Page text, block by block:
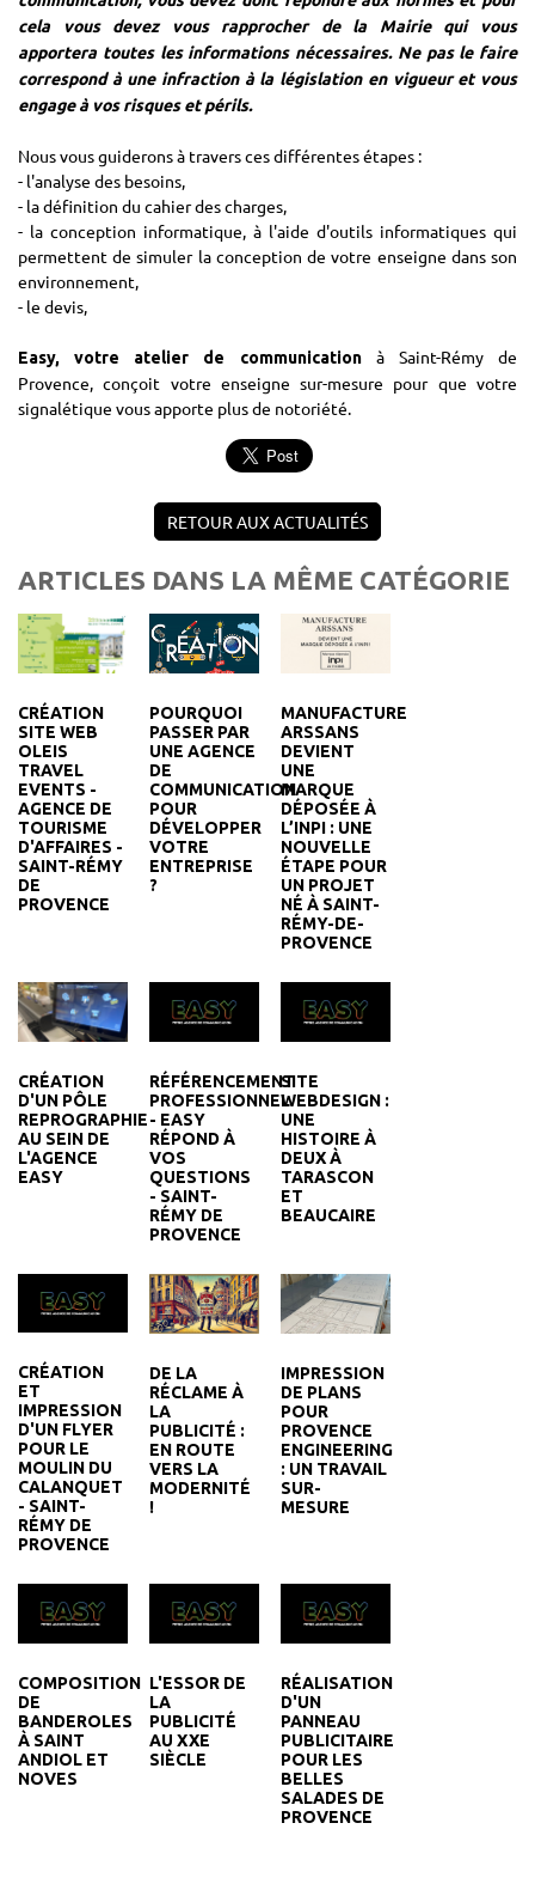
cela vous devez vous rapprocher de la Mairie qui vous
apportera toutes les informations nécessaires. Ne pas le faire
correspond à une infraction à la législation en vigueur et vous
engage à vos risques et périls.
Nous vous guiderons à travers ces différentes étapes :
- l'analyse des besoins,
- la définition du cahier des charges,
- la conception informatique, à l'aide d'outils informatiques qui
permettent de simuler la conception de votre enseigne dans son
environnement,
- le devis,
Easy, votre atelier de communicationà Saint-Rémy de
Provence, conçoit votre enseigne sur-mesure pour que votre
signalétique vous apporte plus de notoriété.
RETOUR AUX ACTUALITÉS
ARTICLES DANS LA MÊME CATÉGORIE
CRÉATION
SITE WEB
OLEIS
TRAVEL
EVENTS -
AGENCE DE
TOURISME
D'AFFAIRES -
SAINT-RÉMY
DE
PROVENCE
POURQUOI
PASSER PAR
UNE AGENCE
DE
COMMUNICATION
POUR
DÉVELOPPER
VOTRE
ENTREPRISE
?
MANUFACTURE
ARSSANS
DEVIENT
UNE
MARQUE
DÉPOSÉE À
L’INPI : UNE
NOUVELLE
ÉTAPE POUR
UN PROJET
NÉ À SAINT-
RÉMY-DE-
PROVENCE
CRÉATION
D'UN PÔLE
REPROGRAPHIE
AU SEIN DE
L'AGENCE
EASY
RÉFÉRENCEMENT
PROFESSIONNEL
- EASY
RÉPOND À
VOS
QUESTIONS
- SAINT-
RÉMY DE
PROVENCE
SITE
WEBDESIGN :
UNE
HISTOIRE À
DEUX À
TARASCON
ET
BEAUCAIRE
CRÉATION
ET
IMPRESSION
D'UN FLYER
POUR LE
MOULIN DU
CALANQUET
- SAINT-
RÉMY DE
PROVENCE
DE LA
RÉCLAME À
LA
PUBLICITÉ :
EN ROUTE
VERS LA
MODERNITÉ
!
IMPRESSION
DE PLANS
POUR
PROVENCE
ENGINEERING
: UN TRAVAIL
SUR-
MESURE
COMPOSITION
DE
BANDEROLES
À SAINT
ANDIOL ET
NOVES
L'ESSOR DE
LA
PUBLICITÉ
AU XXE
SIÈCLE
RÉALISATION
D'UN
PANNEAU
PUBLICITAIRE
POUR LES
BELLES
SALADES DE
PROVENCE